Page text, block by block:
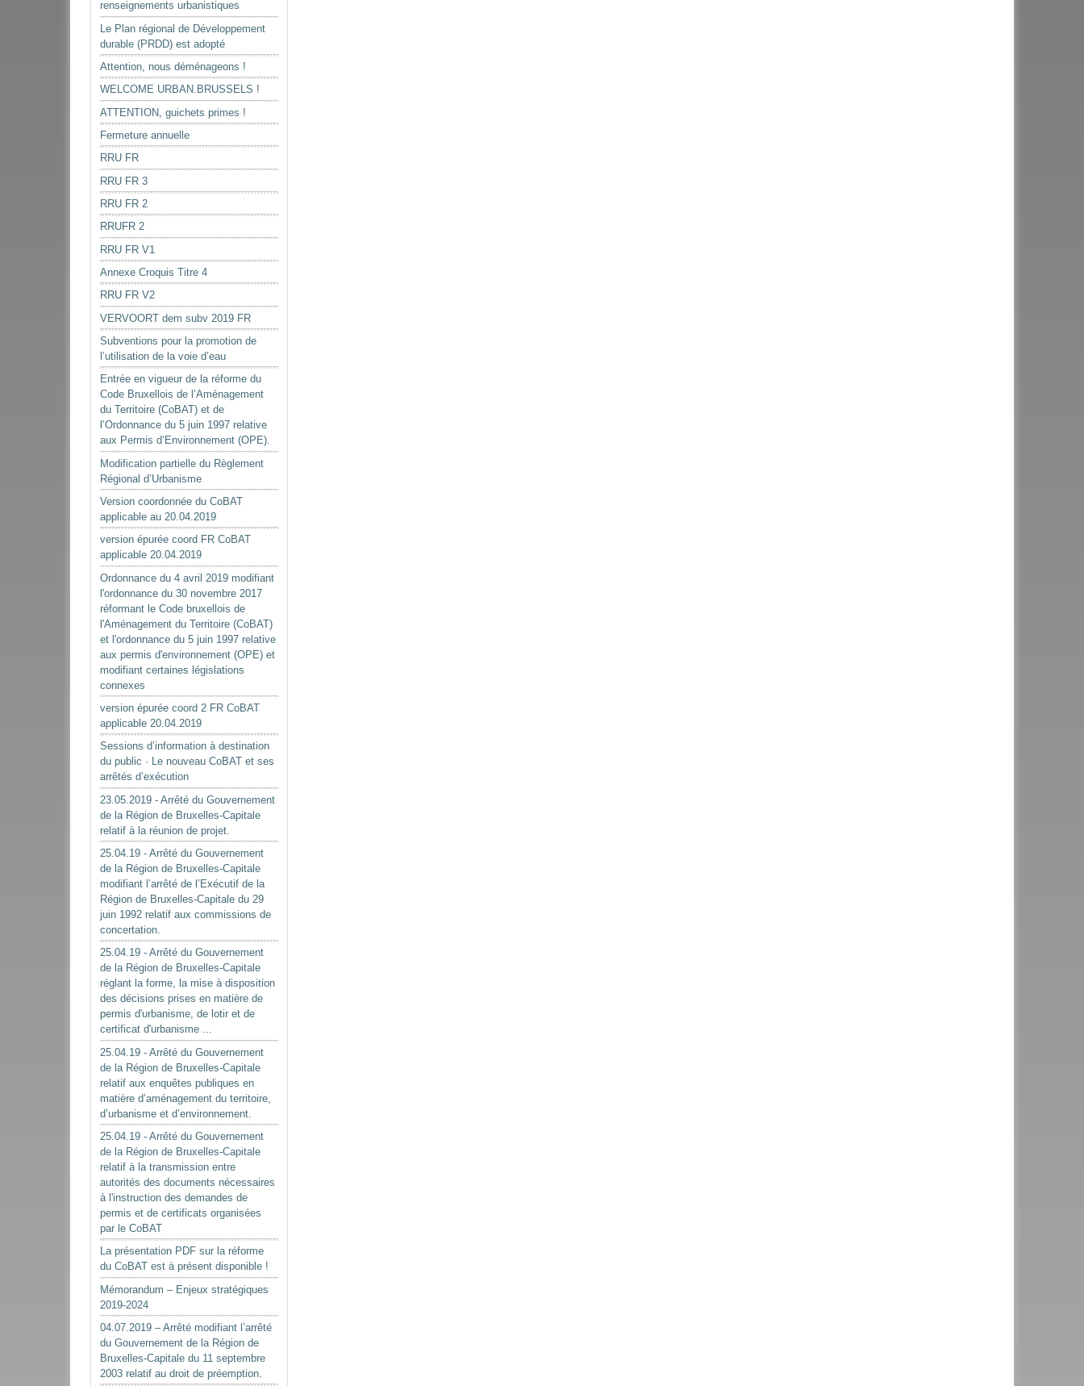
renseignements urbanistiques
Le Plan régional de Développement
durable (PRDD) est adopté
Attention, nous déménageons !
WELCOME URBAN.BRUSSELS !
ATTENTION, guichets primes !
Fermeture annuelle
RRU FR
RRU FR 3
RRU FR 2
RRUFR 2
RRU FR V1
Annexe Croquis Titre 4
RRU FR V2
VERVOORT dem subv 2019 FR
Subventions pour la promotion de
l’utilisation de la voie d’eau
Entrée en vigueur de la réforme du
Code Bruxellois de l’Aménagement
du Territoire (CoBAT) et de
l’Ordonnance du 5 juin 1997 relative
aux Permis d’Environnement (OPE).
Modification partielle du Règlement
Régional d’Urbanisme
Version coordonnée du CoBAT
applicable au 20.04.2019
version épurée coord FR CoBAT
applicable 20.04.2019
Ordonnance du 4 avril 2019 modifiant
l'ordonnance du 30 novembre 2017
réformant le Code bruxellois de
l'Aménagement du Territoire (CoBAT)
et l'ordonnance du 5 juin 1997 relative
aux permis d'environnement (OPE) et
modifiant certaines législations
connexes
version épurée coord 2 FR CoBAT
applicable 20.04.2019
Sessions d’information à destination
du public · Le nouveau CoBAT et ses
arrêtés d’exécution
23.05.2019 - Arrêté du Gouvernement
de la Région de Bruxelles-Capitale
relatif à la réunion de projet.
25.04.19 - Arrêté du Gouvernement
de la Région de Bruxelles-Capitale
modifiant l’arrêté de l’Exécutif de la
Région de Bruxelles-Capitale du 29
juin 1992 relatif aux commissions de
concertation.
25.04.19 - Arrêté du Gouvernement
de la Région de Bruxelles-Capitale
réglant la forme, la mise à disposition
des décisions prises en matière de
permis d'urbanisme, de lotir et de
certificat d'urbanisme ...
25.04.19 - Arrêté du Gouvernement
de la Région de Bruxelles-Capitale
relatif aux enquêtes publiques en
matière d’aménagement du territoire,
d’urbanisme et d’environnement.
25.04.19 - Arrêté du Gouvernement
de la Région de Bruxelles-Capitale
relatif à la transmission entre
autorités des documents nécessaires
à l'instruction des demandes de
permis et de certificats organisées
par le CoBAT
La présentation PDF sur la réforme
du CoBAT est à présent disponible !
Mémorandum – Enjeux stratégiques
2019-2024
04.07.2019 – Arrêté modifiant l’arrêté
du Gouvernement de la Région de
Bruxelles-Capitale du 11 septembre
2003 relatif au droit de préemption.